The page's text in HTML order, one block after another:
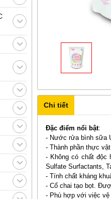
Chi tiết
Đặc điểm nổi bật:
- Nước rửa bình sữa
- Thành phần thực
- Không có chất độc
Sulfate Surfactants,
- Tính chất kháng
- Cổ chai tạo bọt.
- Phù hợp với việc vệ